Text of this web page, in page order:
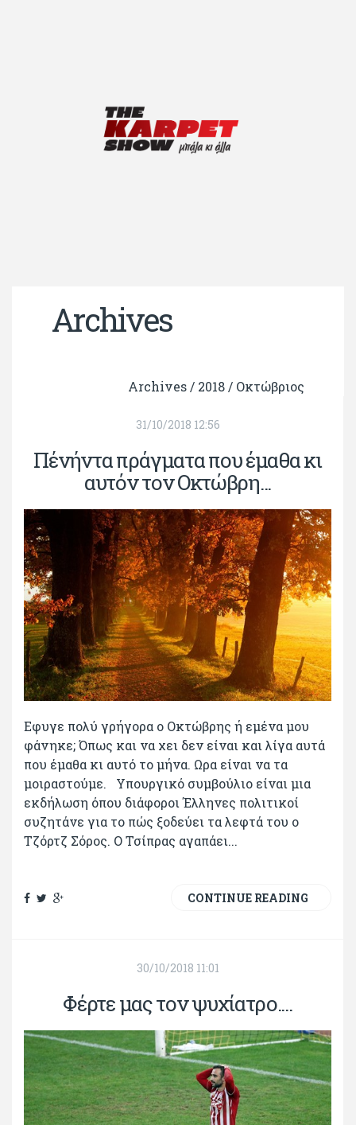
Archives
Archives / 2018 / Οκτώβριος
31/10/2018 12:56
Πένήντα πράγματα που έμαθα κι
αυτόν τον Οκτώβρη...
Εφυγε πολύ γρήγορα ο Οκτώβρης ή εμένα μου
φάνηκε; Όπως και να χει δεν είναι και λίγα αυτά
που έμαθα κι αυτό το μήνα. Ωρα είναι να τα
μοιραστούμε. Υπουργικό συμβούλιο είναι μια
εκδήλωση όπου διάφοροι Έλληνες πολιτικοί
συζητάνε για το πώς ξοδεύει τα λεφτά του ο
Τζόρτζ Σόρος. Ο Τσίπρας αγαπάει...
CONTINUE READING
30/10/2018 11:01
Φέρτε μας τον ψυχίατρο....